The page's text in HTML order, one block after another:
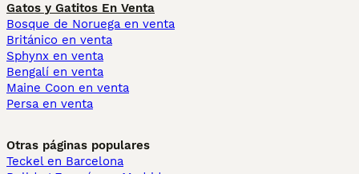
Gatos y Gatitos En Venta
Bosque de Noruega en venta
Británico en venta
Sphynx en venta
Bengalí en venta
Maine Coon en venta
Persa en venta
Otras páginas populares
Teckel en Barcelona